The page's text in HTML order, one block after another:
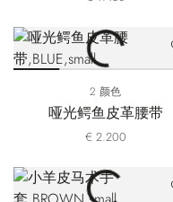
2 颜色
哑光鳄鱼皮革腰带
€ 2.200